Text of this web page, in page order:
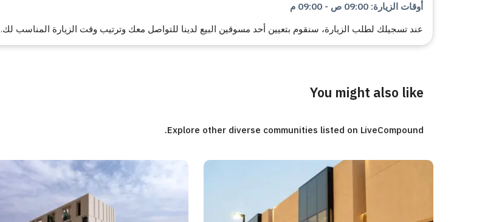
أوقات الزيارة: 09:00 ص - 09:00 م
عند تسجيلك لطلب الزيارة، سنقوم بتعيين أحد مسوقين البيع لدينا للتواصل معك وترتيب وقت الزيارة المناسب لك.
You might also like
Explore other diverse communities listed on LiveCompound.